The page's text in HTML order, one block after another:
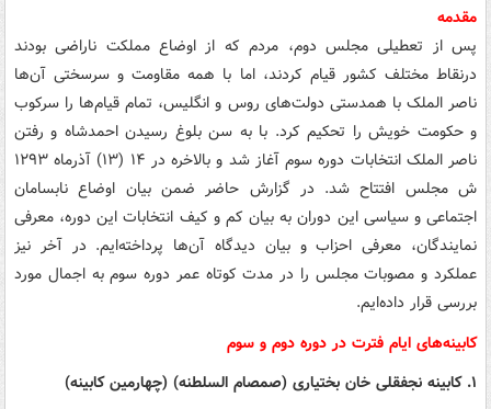
مقدمه
پس از تعطیلی مجلس دوم، مردم که از اوضاع مملکت ناراضی بودند
درنقاط مختلف کشور قیام کردند، اما با همه مقاومت و سرسختی آن‌ها
ناصر الملک با همدستی دولت‌های روس و انگلیس، تمام قیام‌ها را سرکوب
و حکومت خویش را تحکیم کرد. با به سن بلوغ رسیدن احمدشاه و رفتن
ناصر الملک انتخابات دوره سوم آغاز شد و بالاخره در ۱۴ (۱۳) آذرماه ۱۲۹۳
ش مجلس افتتاح شد. در گزارش حاضر ضمن بیان اوضاع نابسامان
اجتماعی و سیاسی این دوران به بیان کم و کیف انتخابات این دوره، معرفی
نمایندگان، معرفی احزاب و بیان دیدگاه آن‌ها پرداخته‌ایم. در آخر نیز
عملکرد و مصوبات مجلس را در مدت کوتاه عمر دوره سوم به اجمال مورد
بررسی قرار داده‌ایم.
کابینه‌های ایام فترت در دوره دوم و سوم
۱. کابینه نجفقلی خان بختیاری (صمصام السلطنه) (چهارمین کابینه)